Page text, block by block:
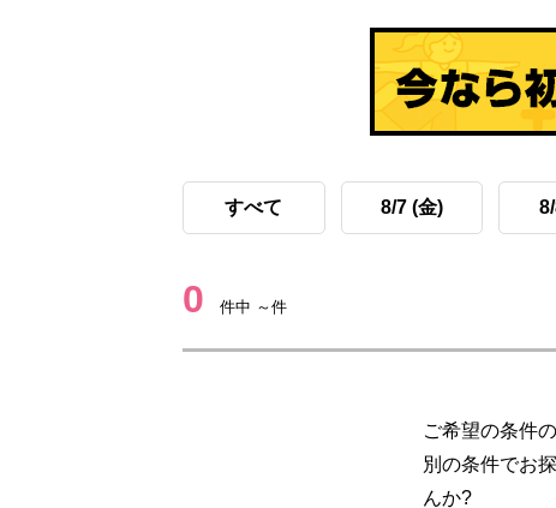
すべて 8/7 (金)
0 件中 ～件
ご希望の条件
別の条件でお
んか?